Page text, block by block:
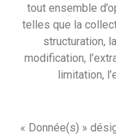
tout ensemble
telles que la
structuration,
modification,
limitation,
« Donnée(s) »